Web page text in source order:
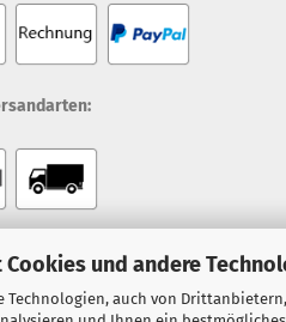
und andere
Technologien, auch von